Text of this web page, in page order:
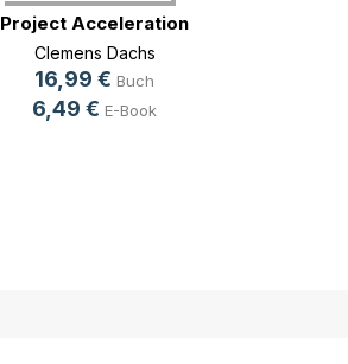
Project Acceleration
Clemens Dachs
16,99 € Buch
6,49 € E-Book